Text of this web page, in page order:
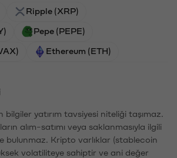
Ripple (XRP)
Pepe (PEPE)
Ethereum (ETH)
bilgiler yatırım tavsiyesi niteliği taşımaz.
alım-satımı veya saklanmasıyla ilgili
bulunmaz. Kripto varlıklar (stablecoin
volatiliteye sahiptir ve ani değer